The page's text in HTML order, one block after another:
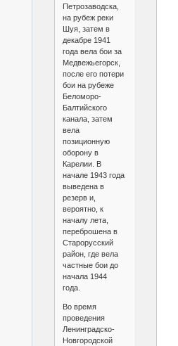
Петрозаводска,
на рубеж реки
Шуя, затем в
декабре 1941
года вела бои за
Медвежьегорск,
после его потери
бои на рубеже
Беломоро-
Балтийского
канала, затем
вела
позиционную
оборону в
Карелии. В
начале 1943 года
выведена в
резерв и,
вероятно, к
началу лета,
переброшена в
Старорусский
район, где вела
частные бои до
начала 1944
года.
Во время
проведения
Ленинградско-
Новгородской